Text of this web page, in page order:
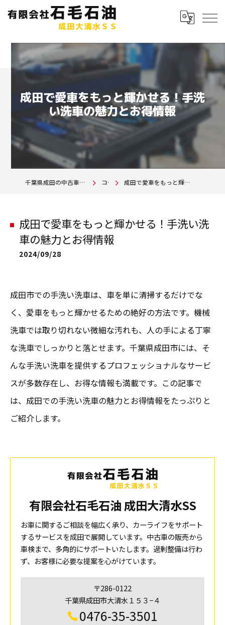
成田で愛車をもっと輝かせる！手洗
い洗車の魅力とお得情報
千葉県成田の中古車は有限会社石毛石油 成田大清水SS コラム 成田で愛車をもっと輝かせる！手洗い洗車の魅力とお得情報
成田で愛車をもっと輝かせる！手洗い洗
車の魅力とお得情報
2024/09/28
成田市での手洗い洗車は、車を単に清掃するだけでな
く、愛車をもっと輝かせるための絶好の方法です。機械
洗車では取り切れない微細な汚れも、人の手による丁寧
な洗車でしっかりと落とせます。千葉県成田市には、そ
んな手洗い洗車を提供するプロフェッショナルなサービ
スが多数存在し、お得な情報も満載です。この記事で
は、成田での手洗い洗車の魅力とお得情報をたっぷりと
ご紹介します。
有限会社石毛石油 成田大清水SS
お車に関するご相談を幅広く承り、カーライフをサポート
するサービスを成田で展開しています。中古車の販売から
車検まで、多角的にサポートいたします。過剰整備は行わ
ず、お客様に必要な提案を心がけています。
〒286-0122
千葉県成田市大清水１５３−４
0476-35-3501